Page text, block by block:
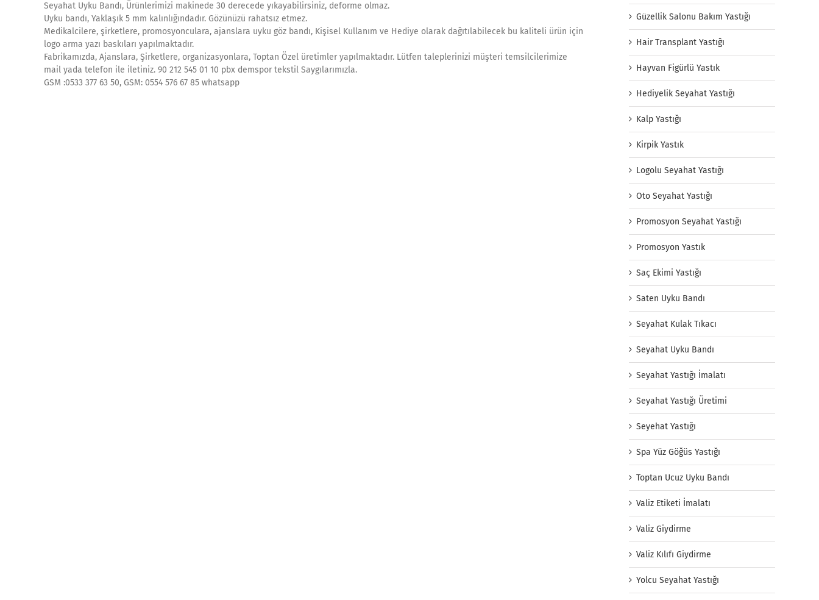
Seyahat Uyku Bandı, Ürünlerimizi makinede 30 derecede yıkayabilirsiniz, deforme olmaz.
Uyku bandı, Yaklaşık 5 mm kalınlığındadır. Gözünüzü rahatsız etmez.
Medikalcilere, şirketlere, promosyonculara, ajanslara uyku göz bandı, Kişisel Kullanım ve Hediye olarak dağıtılabilecek bu kaliteli ürün için
logo arma yazı baskıları yapılmaktadır.
Fabrikamızda, Ajanslara, Şirketlere, organizasyonlara, Toptan Özel üretimler yapılmaktadır. Lütfen taleplerinizi müşteri temsilcilerimize
mail yada telefon ile iletiniz. 90 212 545 01 10 pbx demspor tekstil Saygılarımızla.
GSM :0533 377 63 50, GSM: 0554 576 67 85 whatsapp
Güzellik Salonu Bakım Yastığı
Hair Transplant Yastığı
Hayvan Figürlü Yastık
Hediyelik Seyahat Yastığı
Kalp Yastığı
Kirpik Yastık
Logolu Seyahat Yastığı
Oto Seyahat Yastığı
Promosyon Seyahat Yastığı
Promosyon Yastık
Saç Ekimi Yastığı
Saten Uyku Bandı
Seyahat Kulak Tıkacı
Seyahat Uyku Bandı
Seyahat Yastığı İmalatı
Seyahat Yastığı Üretimi
Seyehat Yastığı
Spa Yüz Göğüs Yastığı
Toptan Ucuz Uyku Bandı
Valiz Etiketi İmalatı
Valiz Giydirme
Valiz Kılıfı Giydirme
Yolcu Seyahat Yastığı